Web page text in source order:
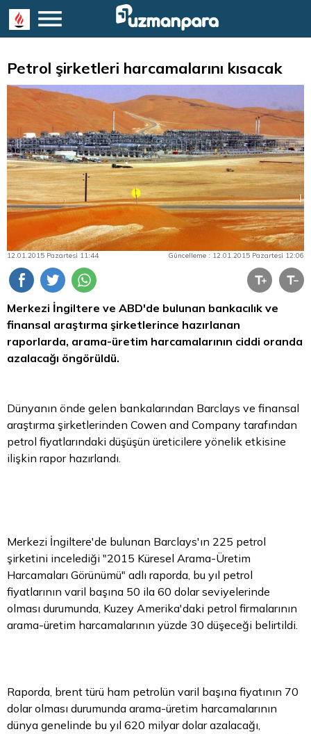
Petrol şirketleri harcamalarını kısacak
12.01.2015 Pazartesi 11:44 Güncelleme : 12.01.2015 Pazartesi 12:06
Merkezi İngiltere ve ABD'de bulunan bankacılık ve
finansal araştırma şirketlerince hazırlanan
raporlarda, arama-üretim harcamalarının ciddi oranda
azalacağı öngörüldü.
Dünyanın önde gelen bankalarından Barclays ve finansal
araştırma şirketlerinden Cowen and Company tarafından
petrol fiyatlarındaki düşüşün üreticilere yönelik etkisine
ilişkin rapor hazırlandı.
Merkezi İngiltere'de bulunan Barclays'ın 225 petrol
şirketini incelediği "2015 Küresel Arama-Üretim
Harcamaları Görünümü" adlı raporda, bu yıl petrol
fiyatlarının varil başına 50 ila 60 dolarseviyelerinde
olması durumunda, Kuzey Amerika'daki petrol firmalarının
arama-üretim harcamalarının yüzde 30 düşeceği belirtildi.
Raporda, brent türü ham petrolün varil başına fiyatının 70
dolar olması durumunda arama-üretim harcamalarının
dünya genelinde bu yıl 620 milyar dolar azalacağı,